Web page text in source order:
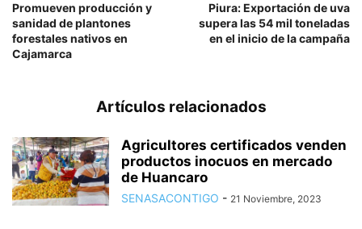
Promueven producción y
sanidad de plantones
forestales nativos en
Cajamarca
Piura: Exportación de uva
supera las 54 mil toneladas
en el inicio de la campaña
Artículos relacionados
Agricultores certificados venden
productos inocuos en mercado
de Huancaro
SENASACONTIGO - 21 Noviembre, 2023